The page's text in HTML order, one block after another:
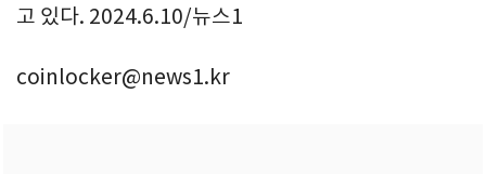
고 있다. 2024.6.10/뉴스1
coinlocker@news1.kr